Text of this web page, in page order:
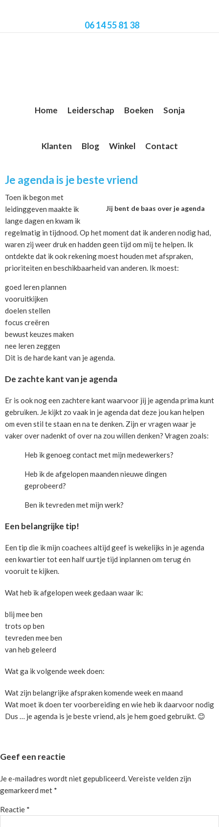
06 14 55 81 38
Home Leiderschap Boeken Sonja
Klanten Blog Winkel Contact
Je agenda is je beste vriend
Jij bent de baas over je agenda
Toen ik begon met
leidinggeven maakte ik
lange dagen en kwam ik
regelmatig in tijdnood. Op het moment dat ik anderen nodig had,
waren zij weer druk en hadden geen tijd om mij te helpen. Ik
ontdekte dat ik ook rekening moest houden met afspraken,
prioriteiten en beschikbaarheid van anderen. Ik moest:
goed leren plannen
vooruitkijken
doelen stellen
focus creëren
bewust keuzes maken
nee leren zeggen
Dit is de harde kant van je agenda.
De zachte kant van je agenda
Er is ook nog een zachtere kant waarvoor jij je agenda prima kunt
gebruiken. Je kijkt zo vaak in je agenda dat deze jou kan helpen
om even stil te staan en na te denken. Zijn er vragen waar je
vaker over nadenkt of over na zou willen denken? Vragen zoals:
Heb ik genoeg contact met mijn medewerkers?
Heb ik de afgelopen maanden nieuwe dingen
geprobeerd?
Ben ik tevreden met mijn werk?
Een belangrijke tip!
Een tip die ik mijn coachees altijd geef is wekelijks in je agenda
een kwartier tot een half uurtje tijd inplannen om terug én
vooruit te kijken.
Wat heb ik afgelopen week gedaan waar ik:
blij mee ben
trots op ben
tevreden mee ben
van heb geleerd
Wat ga ik volgende week doen:
Wat zijn belangrijke afspraken komende week en maand
Wat moet ik doen ter voorbereiding en wie heb ik daarvoor nodig
Dus … je agenda is je beste vriend, als je hem goed gebruikt. 😊
Reader
Interactions
Geef een reactie
Je e-mailadres wordt niet gepubliceerd.Vereiste velden zijn
gemarkeerd met *
Reactie *
Sidebar